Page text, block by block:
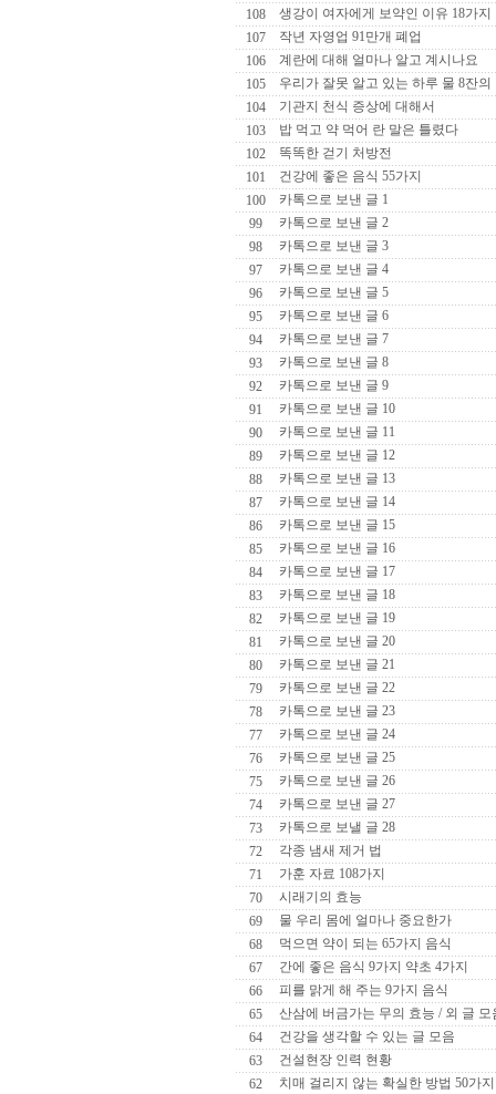
108
생강이 여자에게 보약인 이유 18가지
107
작년 자영업 91만개 폐업
106
계란에 대해 얼마나 알고 계시나요
105
우리가 잘못 알고 있는 하루 물 8잔의
104
기관지 천식 증상에 대해서
103
밥 먹고 약 먹어 란 말은 틀렸다
102
똑똑한 걷기 처방전
101
건강에 좋은 음식 55가지
100
카톡으로 보낸 글 1
99
카톡으로 보낸 글 2
98
카톡으로 보낸 글 3
97
카톡으로 보낸 글 4
96
카톡으로 보낸 글 5
95
카톡으로 보낸 글 6
94
카톡으로 보낸 글 7
93
카톡으로 보낸 글 8
92
카톡으로 보낸 글 9
91
카톡으로 보낸 글 10
90
카톡으로 보낸 글 11
89
카톡으로 보낸 글 12
88
카톡으로 보낸 글 13
87
카톡으로 보낸 글 14
86
카톡으로 보낸 글 15
85
카톡으로 보낸 글 16
84
카톡으로 보낸 글 17
83
카톡으로 보낸 글 18
82
카톡으로 보낸 글 19
81
카톡으로 보낸 글 20
80
카톡으로 보낸 글 21
79
카톡으로 보낸 글 22
78
카톡으로 보낸 글 23
77
카톡으로 보낸 글 24
76
카톡으로 보낸 글 25
75
카톡으로 보낸 글 26
74
카톡으로 보낸 글 27
73
카톡으로 보낼 글 28
72
각종 냄새 제거 법
71
가훈 자료 108가지
70
시래기의 효능
69
물 우리 몸에 얼마나 중요한가
68
먹으면 약이 되는 65가지 음식
67
간에 좋은 음식 9가지 약초 4가지
66
피를 맑게 해 주는 9가지 음식
65
산삼에 버금가는 무의 효능 / 외 글 모
64
건강을 생각할 수 있는 글 모음
63
건설현장 인력 현황
62
치매 걸리지 않는 확실한 방법 50가지